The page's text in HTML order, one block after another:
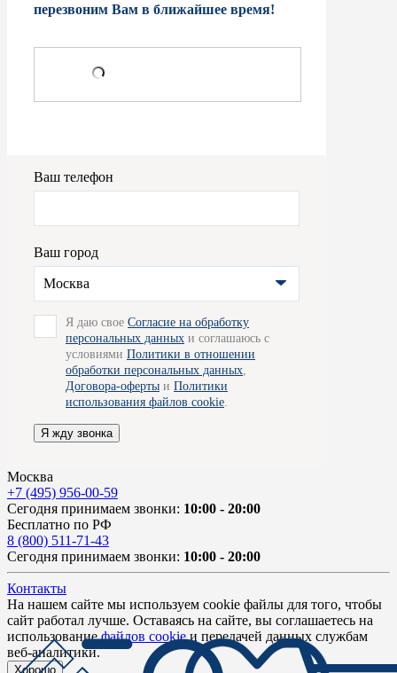
перезвоним Вам в ближайшее время!
Ваш телефон
Ваш город
Москва
Я даю свое Согласие на обработку
персональных данных и соглашаюсь с
условиями Политики в отношении
обработки персональных данных
Договора-оферты и Политики
использования файлов cookie
Я жду звонка
Москва
+7 (495) 956-00-59
Сегодня принимаем звонки: 10:00 - 20:00
Бесплатно по РФ
8 (800) 511-71-43
Сегодня принимаем звонки: 10:00 - 20:00
Контакты
На нашем сайте мы используем cookie файлы для того, чтобы
сайт работал лучше. Оставаясь на сайте, вы соглашаетесь на
использованиефайлов cookieи передачей данных службам
веб-аналитики.
Хорошо